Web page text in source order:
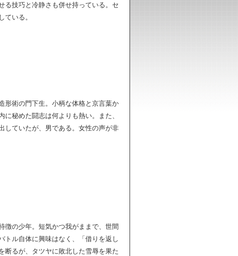
る技巧と冷静さも併せ持っている。セ
ている。
形術の門下生。小柄な体格と京言葉か
に秘めた闘志は何よりも熱い。また、
していたが、男である。女性の声が非
徴の少年。短気かつ我がままで、世間
トル自体に興味はなく、「借りを返し
断るが、タツヤに敗北した雪辱を果た